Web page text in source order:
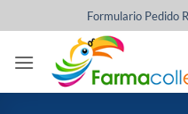
al
contenido
Formulario Pedido